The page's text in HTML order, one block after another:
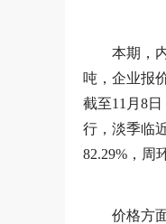
本期，
吨，企业报
截至11月8
行，淡季临
82.29%，周
价格方